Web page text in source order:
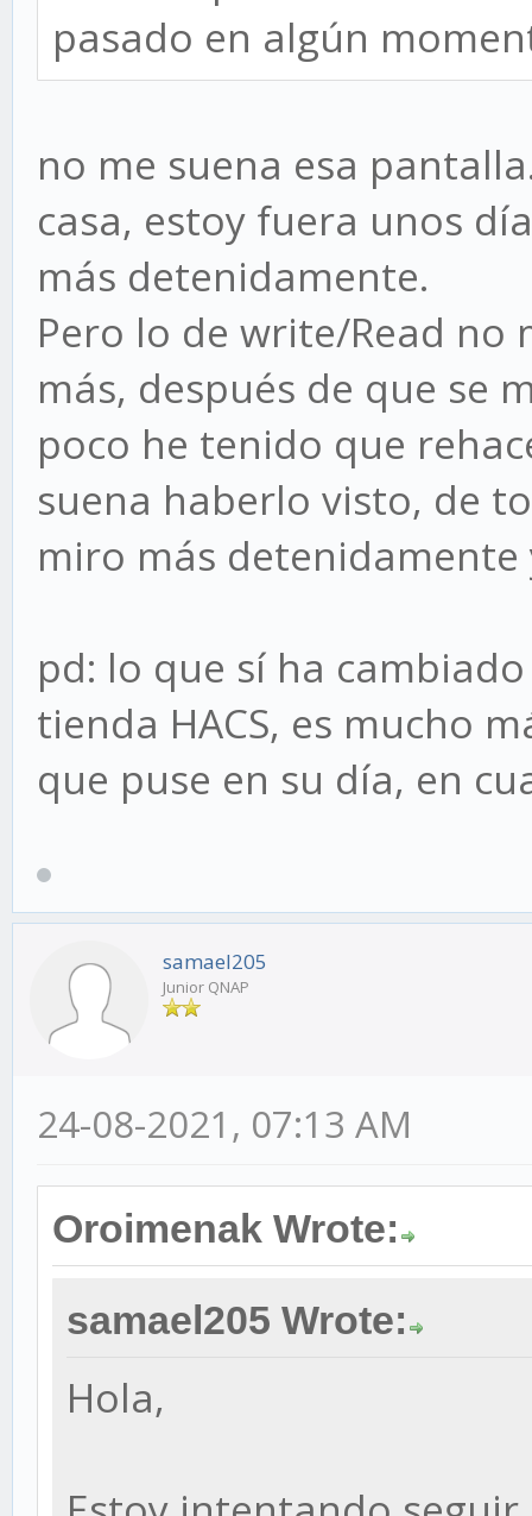
pasado en algún
no me suena esa
casa, estoy fuera unos
más detenidamente.
Pero lo de write/Read no
más, después de que se
poco he tenido que
suena haberlo visto, de
miro más
pd: lo que sí ha
tienda HACS, es mucho
que puse en su día, en
samael205
Junior QNAP
24-08-2021, 07:13 AM
Oroimenak Wrote:
samael205 Wrote:
Hola,